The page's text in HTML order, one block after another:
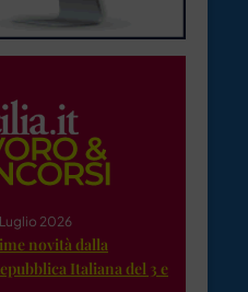
2026
novità dalla
Italiana del 3 e